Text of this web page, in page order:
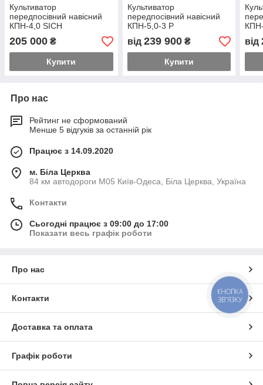
Культиватор
передпосівний навісний
КПН-4,0 SICH
205 000 ₴
Купити
Культиватор
передпосівний навісний
КПН-5,0-3 Р
від 239 900₴
Купити
від
Про нас
Рейтинг не сформований
Менше 5 відгуків за останній рік
Працює з 14.09.2020
м. Біла Церква
84 км автодороги М05 Київ-Одеса, Біла Церква, Україна
Контакти
Сьогодні працює з 09:00 до 17:00
Показати весь графік роботи
Про нас
Контакти
Доставка та оплата
Графік роботи
КНОПКА
ЗВ'ЯЗКУ